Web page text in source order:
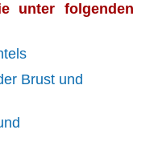
unter folgenden
Brust und